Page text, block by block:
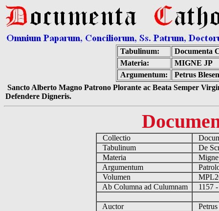
Tabulinum:
Documenta
Materia:
MIGNE JP
Argumentum:
Petrus
Sancto Alberto Magno Patrono Plorante ac Beata Semper
Defendere Digneris.
Collectio
Tabulinum
De
Materia
Argumentum
Volumen
Ab Columna ad Culumnam
1157
Auctor